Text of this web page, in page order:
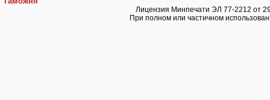
Лицензия Минпечати ЭЛ 77-2212 от
При полном или частичном